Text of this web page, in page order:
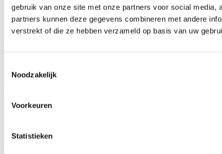
gebruik van onze site met onze partners voor social media,
partners kunnen deze gegevens combineren met andere
verstrekt of die ze hebben verzameld op basis van uw
Noodzakelijk
Voorkeuren
Statistieken